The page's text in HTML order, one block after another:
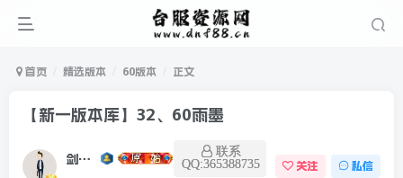
首页 精选版本 60版本 正文
【新一版本库】32、60雨墨
剑客新一
联系
QQ:365388735
关注 私信